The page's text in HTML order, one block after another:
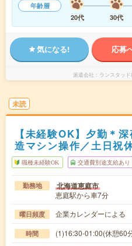
年齢層
20代
30代
気になる! 応募
派遣会社 ランスタッ
未読
【未経験OK】夕勤＊
造マシン操作／土日祝
職種未経験OK 交通費別途支給あり
勤務地 北海道恵庭市
恵庭駅から車7分
曜日頻度 企業カレンダーによる
時間 (1)16:30-01:00(休憩60